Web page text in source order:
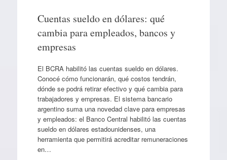
Cuentas sueldo en dólares: qué
cambia para empleados, bancos y
empresas
El BCRA habilitó las cuentas sueldo en dólares.
Conocé cómo funcionarán, qué costos tendrán,
dónde se podrá retirar efectivo y qué cambia para
trabajadores y empresas. El sistema bancario
argentino suma una novedad clave para empresas
y empleados: el Banco Central habilitó las cuentas
sueldo en dólares estadounidenses, una
herramienta que permitirá acreditar remuneraciones
en…